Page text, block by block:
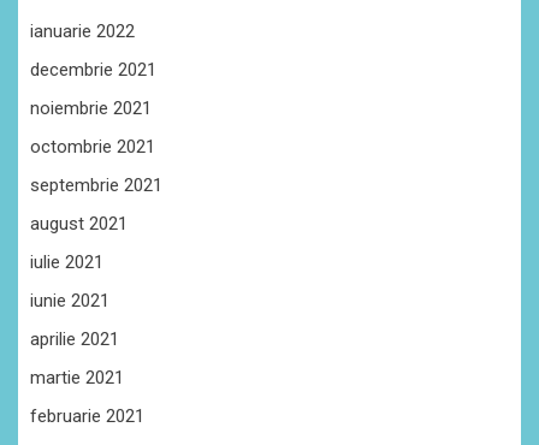
ianuarie 2022
decembrie 2021
noiembrie 2021
octombrie 2021
septembrie 2021
august 2021
iulie 2021
iunie 2021
aprilie 2021
martie 2021
februarie 2021